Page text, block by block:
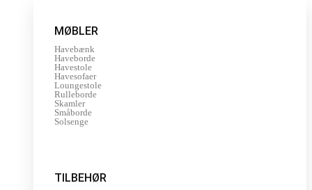
MØBLER
Havebænk
Haveborde
Havestole
Havesofaer
Loungestole
Rulleborde
Skamler
Småborde
Solsenge
TILBEHØR